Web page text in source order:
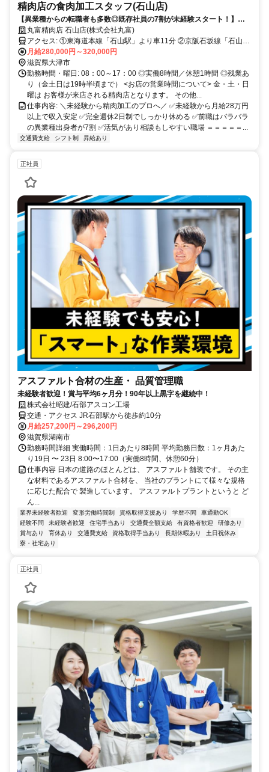
精肉店の食肉加工スタッフ(石山店)
【異業種からの転職者も多数◎既存社員の7割が未経験スタート！】月
給28万円～／完全週休2日制／残業少なめ／創業70年以上の安定企業
丸富精肉店 石山店(株式会社丸富)
アクセス: ①東海道本線「石山駅」より車11分 ②京阪石坂線「石山寺
月給280,000円～320,000円
滋賀県大津市
勤務時間・曜日: 08：00～17：00 ◎実働8時間／休憩1時間 ◎残業あ
り（金土日は19時半頃まで） <お店の営業時間について> 金・土・日
曜は お客様が来店される精肉店となります。 その他...
仕事内容: ＼未経験から精肉加工のプロへ／ ✅未経験から月給28万円
以上で収入安定 ✅完全週休2日制でしっかり休める ✅前職はバラバラ
の異業種出身者が7割 ✅活気があり相談もしやすい職場 ＝＝＝＝＝...
交通費支給 シフト制 昇給あり
正社員
アスファルト合材の生産・ 品質管理職
未経験者歓迎！賞与平均6ヶ月分！90年以上黒字を継続中！
株式会社昭建/石部アスコン工場
交通・アクセス JR石部駅から徒歩約10分
月給257,200円～296,200円
滋賀県湖南市
勤務時間詳細 実働時間：1日あたり8時間 平均勤務日数：1ヶ月あた
り19日 〜 23日 8:00〜17:00（実働8時間、休憩60分）
仕事内容 日本の道路のほとんどは、 アスファルト舗装です。 その主
な材料であるアスファルト合材を、 当社のプラントにて様々な規格
に応じた配合で 製造しています。 アスファルトプラントというと ど
ん...
業界未経験者歓迎 変形労働時間制 資格取得支援あり 学歴不問
車通勤OK
経験不問
未経験者歓迎 住宅手当あり 交通費全額支給 有資格者歓迎
研修あり
賞与あり
育休あり 交通費支給 資格取得手当あり 長期休暇あり
土日祝休み
寮・社宅あり
正社員